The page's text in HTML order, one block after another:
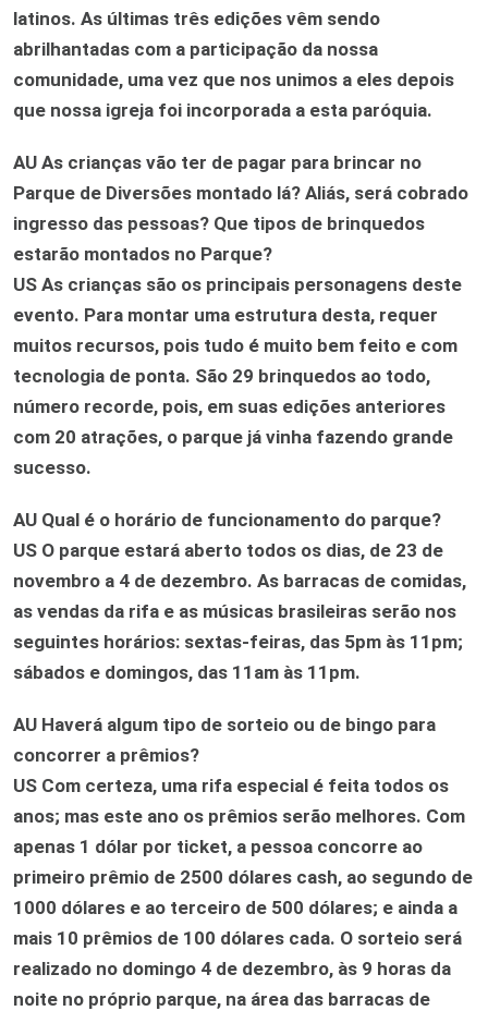
latinos. As últimas três edições vêm sendo
abrilhantadas com a participação da nossa
comunidade, uma vez que nos unimos a eles depois
que nossa igreja foi incorporada a esta paróquia.
AU As crianças vão ter de pagar para brincar no
Parque de Diversões montado lá? Aliás, será cobrado
ingresso das pessoas? Que tipos de brinquedos
estarão montados no Parque?
US As crianças são os principais personagens deste
evento. Para montar uma estrutura desta, requer
muitos recursos, pois tudo é muito bem feito e com
tecnologia de ponta. São 29 brinquedos ao todo,
número recorde, pois, em suas edições anteriores
com 20 atrações, o parque já vinha fazendo grande
sucesso.
AU Qual é o horário de funcionamento do parque?
US O parque estará aberto todos os dias, de 23 de
novembro a 4 de dezembro. As barracas de comidas,
as vendas da rifa e as músicas brasileiras serão nos
seguintes horários: sextas-feiras, das 5pm às 11pm;
sábados e domingos, das 11am às 11pm.
AU Haverá algum tipo de sorteio ou de bingo para
concorrer a prêmios?
US Com certeza, uma rifa especial é feita todos os
anos; mas este ano os prêmios serão melhores. Com
apenas 1 dólar por ticket, a pessoa concorre ao
primeiro prêmio de 2500 dólares cash, ao segundo de
1000 dólares e ao terceiro de 500 dólares; e ainda a
mais 10 prêmios de 100 dólares cada. O sorteio será
realizado no domingo 4 de dezembro, às 9 horas da
noite no próprio parque, na área das barracas de